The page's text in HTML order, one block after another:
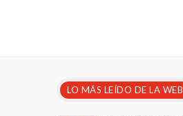
LO MÁS LEÍDO DE LA WEB